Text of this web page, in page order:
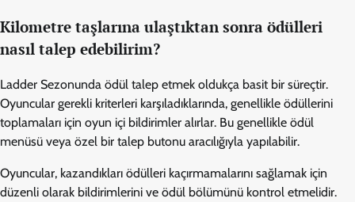
Kilometre taşlarına ulaştıktan sonra ödülleri
nasıl talep edebilirim?
Ladder Sezonunda ödül talep etmek oldukça basit bir süreçtir.
Oyuncular gerekli kriterleri karşıladıklarında, genellikle ödüllerini
toplamaları için oyun içi bildirimler alırlar. Bu genellikle ödül
menüsü veya özel bir talep butonu aracılığıyla yapılabilir.
Oyuncular, kazandıkları ödülleri kaçırmamalarını sağlamak için
düzenli olarak bildirimlerini ve ödül bölümünü kontrol etmelidir.